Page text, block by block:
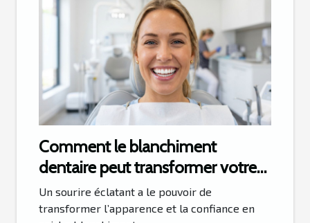
Comment le blanchiment
dentaire peut transformer votre
sourire ?
Un sourire éclatant a le pouvoir de
transformer l’apparence et la confiance en